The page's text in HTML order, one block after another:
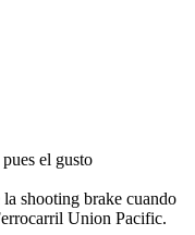
el gusto
shooting brake cuando
Union Pacific.